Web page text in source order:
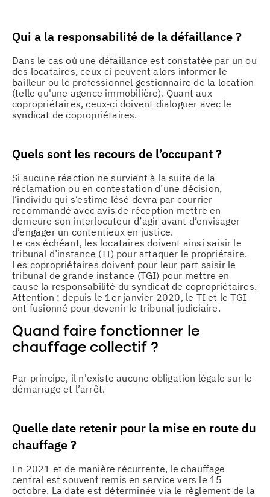
Qui a la responsabilité de la défaillance ?
Dans le cas où une défaillance est constatée par un ou
des locataires, ceux-ci peuvent alors informer le
bailleur ou le professionnel gestionnaire de la location
(telle qu'une agence immobilière). Quant aux
copropriétaires, ceux-ci doivent dialoguer avec le
syndicat de copropriétaires.
Quels sont les recours de l’occupant ?
Si aucune réaction ne survient à la suite de la
réclamation ou en contestation d’une décision,
l’individu qui s’estime lésé devra par courrier
recommandé avec avis de réception mettre en
demeure son interlocuteur d’agir avant d’envisager
d’engager un contentieux en justice.
Le cas échéant, les locataires doivent ainsi saisir le
tribunal d’instance (TI) pour attaquer le propriétaire.
Les copropriétaires doivent pour leur part saisir le
tribunal de grande instance (TGI) pour mettre en
cause la responsabilité du syndicat de copropriétaires.
Attention : depuis le 1er janvier 2020, le TI et le TGI
ont fusionné pour devenir le tribunal judiciaire.
Quand faire fonctionner le
chauffage collectif ?
Par principe, il n'existe aucune obligation légale sur le
démarrage et l’arrêt.
Quelle date retenir pour la mise en route du
chauffage ?
En 2021 et de manière récurrente, le chauffage
central est souvent remis en service vers le 15
octobre. La date est déterminée via le règlement de la